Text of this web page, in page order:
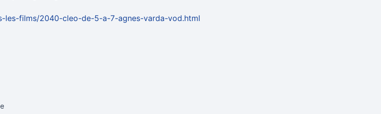
les-films/2040-cleo-de-5-a-7-agnes-varda-vod.html